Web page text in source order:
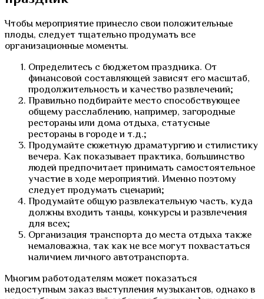
Чтобы мероприятие принесло свои положительные
плоды, следует тщательно продумать все
организационные моменты.
Определитесь с бюджетом праздника. От
финансовой составляющей зависят его масштаб,
продолжительность и качество развлечений;
Правильно подбирайте место способствующее
общему расслаблению, например, загородные
рестораны или дома отдыха, статусные
рестораны в городе и т.д.;
Продумайте сюжетную драматургию и стилистику
вечера. Как показывает практика, большинство
людей предпочитает принимать самостоятельное
участие в ходе мероприятий. Именно поэтому
следует продумать сценарий;
Продумайте общую развлекательную часть, куда
должны входить танцы, конкурсы и развлечения
для всех;
Организация транспорта до места отдыха также
немаловажна, так как не все могут похвастаться
наличием личного автотранспорта.
Многим работодателям может показаться
недоступным заказ выступления музыкантов, однако в